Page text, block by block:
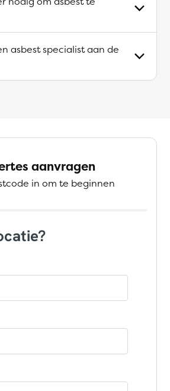
asbest specialist aan de
aanvragen
in om te beginnen